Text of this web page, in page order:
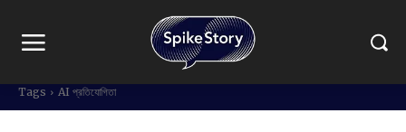
Tags AI প্রতিযোগিতা